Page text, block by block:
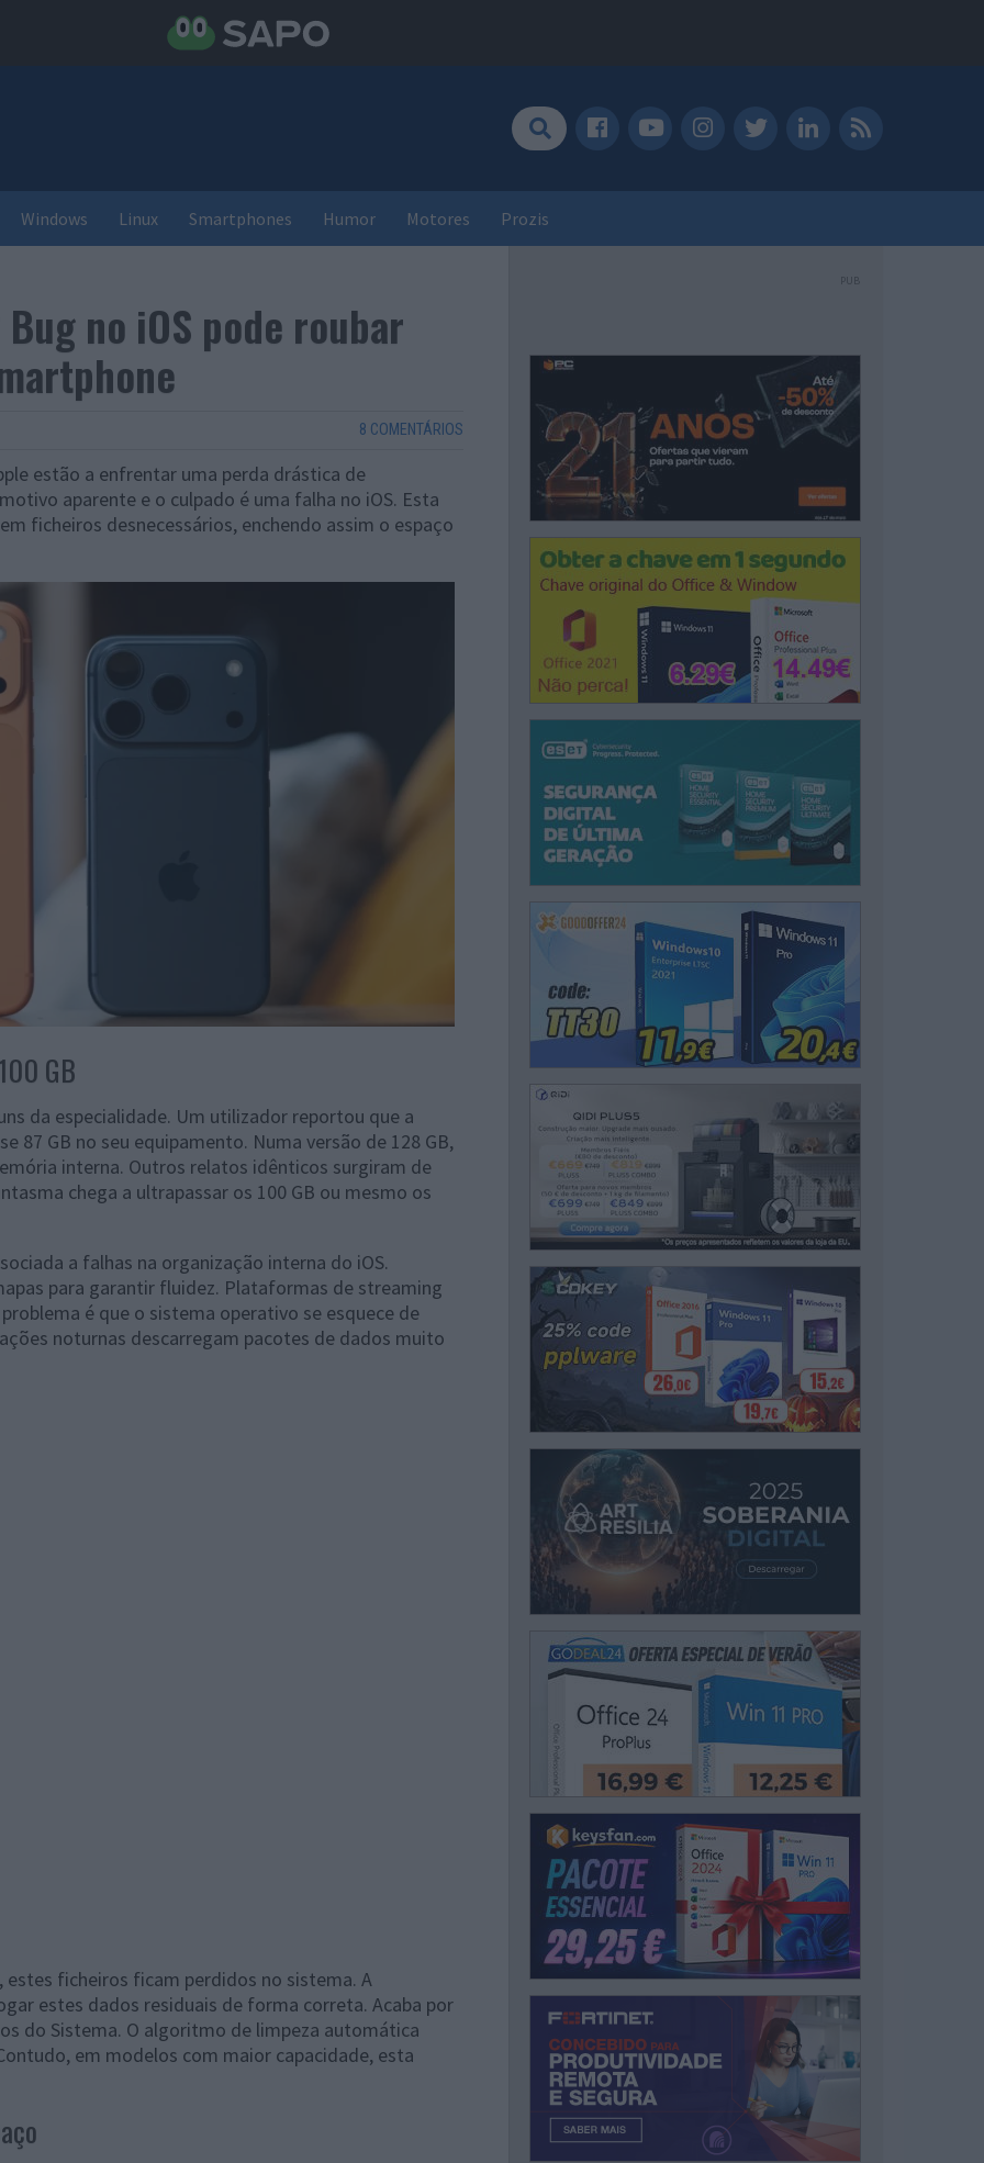
Windows Linux Smartphones Humor Motores Prozis
no iOS pode roubar
8 COMENTÁRIOS
estão a enfrentar uma perda drástica de
aparente e o culpado é uma falha no iOS. Esta
ficheiros desnecessários, enchendo assim o espaço
GB
da especialidade. Um utilizador reportou que a
87 GB no seu equipamento. Numa versão de 128 GB,
interna. Outros relatos idênticos surgiram de
chega a ultrapassar os 100 GB ou mesmo os
a falhas na organização interna do iOS.
para garantir fluidez. Plataformas de streaming
é que o sistema operativo se esquece de
noturnas descarregam pacotes de dados muito
ficheiros ficam perdidos no sistema. A
estes dados residuais de forma correta. Acaba por
do Sistema. O algoritmo de limpeza automática
em modelos com maior capacidade, esta
PUB